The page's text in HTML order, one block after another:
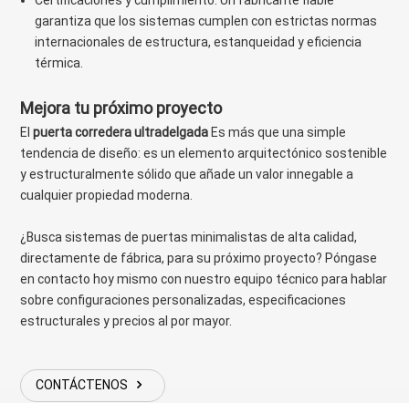
garantiza que los sistemas cumplen con estrictas normas
internacionales de estructura, estanqueidad y eficiencia
térmica.
Mejora tu próximo proyecto
Elpuerta corredera ultradelgada Es más que una simple
tendencia de diseño: es un elemento arquitectónico sostenible
y estructuralmente sólido que añade un valor innegable a
cualquier propiedad moderna.
¿Busca sistemas de puertas minimalistas de alta calidad,
directamente de fábrica, para su próximo proyecto? Póngase
en contacto hoy mismo con nuestro equipo técnico para hablar
sobre configuraciones personalizadas, especificaciones
estructurales y precios al por mayor.
CONTÁCTENOS